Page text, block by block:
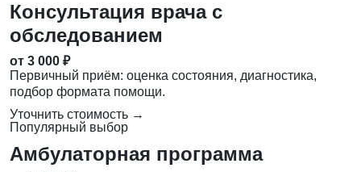
Консультация врача с
обследованием
от 3 000 ₽
Первичный приём: оценка состояния, диагностика,
подбор формата помощи.
Уточнить стоимость →
Популярный выбор
Амбулаторная программа